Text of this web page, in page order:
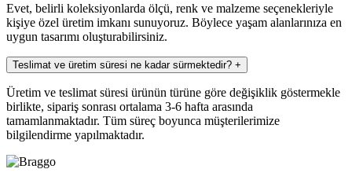
Evet, belirli koleksiyonlarda ölçü, renk ve malzeme seçenekleriyle
kişiye özel üretim imkanı sunuyoruz. Böylece yaşam alanlarınıza en
uygun tasarımı oluşturabilirsiniz.
Teslimat ve üretim süresi ne kadar sürmektedir? +
Üretim ve teslimat süresi ürünün türüne göre değişiklik göstermekle
birlikte, sipariş sonrası ortalama 3-6 hafta arasında
tamamlanmaktadır. Tüm süreç boyunca müşterilerimize
bilgilendirme yapılmaktadır.